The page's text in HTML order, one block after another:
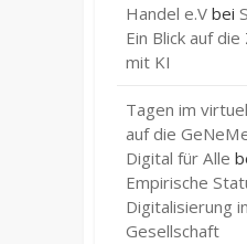
Handel e.V bei
Ein Blick auf
mit KI
Tagen im
auf die
Digital für Alle
Empirische
Digitalisierung
Gesellschaft